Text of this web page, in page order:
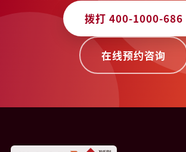
拨打 400-1000-686
在线预约咨询